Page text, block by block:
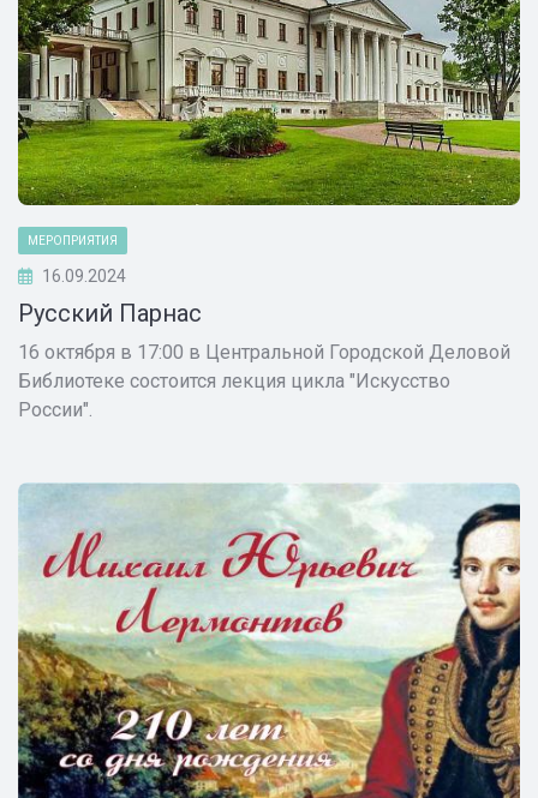
МЕРОПРИЯТИЯ
16.09.2024
Русский Парнас
16 октября в 17:00 в Центральной Городской Деловой
Библиотеке состоится лекция цикла "Искусство
России".